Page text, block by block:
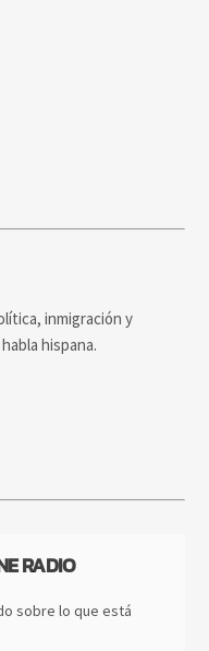
inmigración y
hispana.
RADIO
sobre lo que está